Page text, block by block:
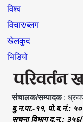
विश्व
विचार/ब्लग
खेलकुद
भिडियो
संचालक/सम्पादक:
बु.न.पा.-११, पो.ब.नं.:
सूचना विभाग द.न.: